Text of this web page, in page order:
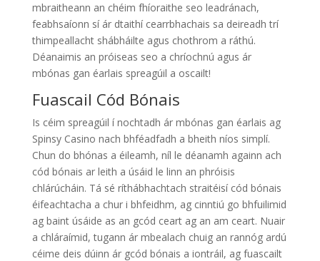
mbraitheann an chéim fhíoraithe seo leadránach,
feabhsaíonn sí ár dtaithí cearrbhachais sa deireadh trí
thimpeallacht shábháilte agus chothrom a ráthú.
Déanaimis an próiseas seo a chríochnú agus ár
mbónas gan éarlais spreagúil a oscailt!
Fuascail Cód Bónais
Is céim spreagúil í nochtadh ár mbónas gan éarlais ag
Spinsy Casino nach bhféadfadh a bheith níos simplí.
Chun do bhónas a éileamh, níl le déanamh againn ach
cód bónais ar leith a úsáid le linn an phróisis
chlárúcháin. Tá sé ríthábhachtach straitéisí cód bónais
éifeachtacha a chur i bhfeidhm, ag cinntiú go bhfuilimid
ag baint úsáide as an gcód ceart ag an am ceart. Nuair
a chláraímid, tugann ár mbealach chuig an rannóg ardú
céime deis dúinn ár gcód bónais a iontráil, ag fuascailt